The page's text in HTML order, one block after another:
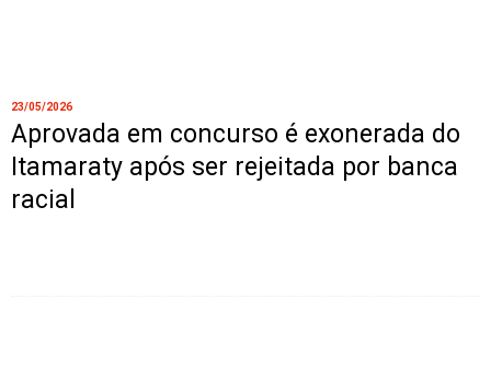
23/05/2026
Aprovada em concurso é exonerada do
Itamaraty após ser rejeitada por banca
racial